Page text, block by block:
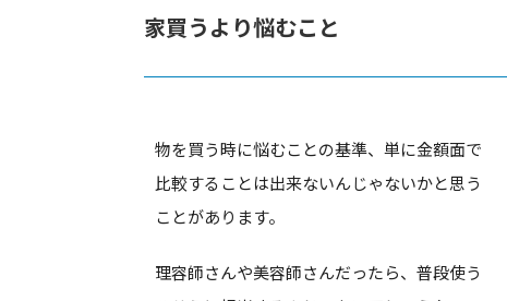
家買うより悩むこと
物を買う時に悩むことの基準、単に金額面で
比較することは出来ないんじゃないかと思う
ことがあります。
理容師さんや美容師さんだったら、普段使う